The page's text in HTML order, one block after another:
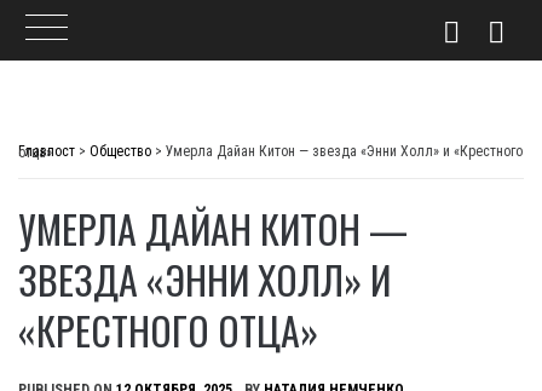
Главпост > Общество >
Умерла Дайан Китон — звезда «Энни Холл» и «Крестного отца»
УМЕРЛА ДАЙАН КИТОН —
ЗВЕЗДА «ЭННИ ХОЛЛ» И
«КРЕСТНОГО ОТЦА»